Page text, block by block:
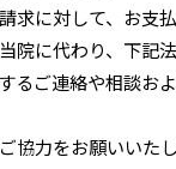
求に対して、お支
院に代わり、下記
るご連絡や相談お
協力をお願いいたし